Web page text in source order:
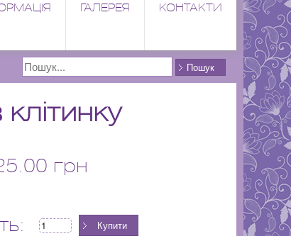
ГАЛЕРЕЯ КОНТАКТИ
Поиск
Пошук
грн